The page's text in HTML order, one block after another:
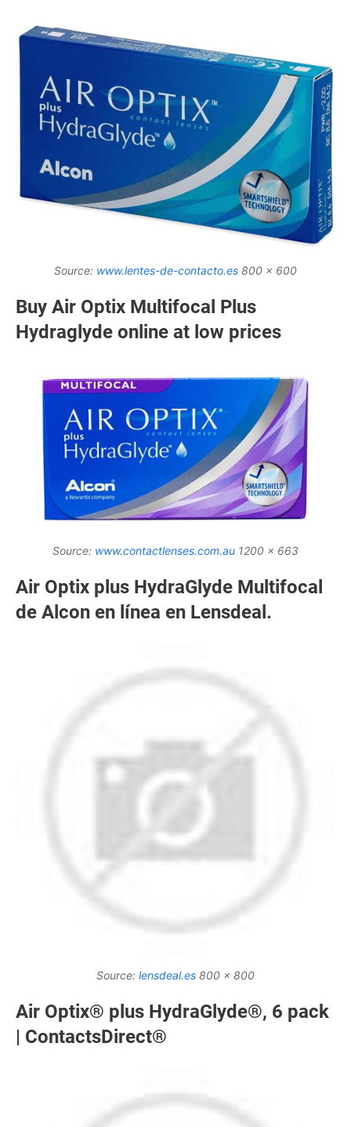
Source: www.lentes-de-contacto.es 800 x 600
Buy Air Optix Multifocal Plus
Hydraglyde online at low prices
Source: www.contactlenses.com.au 1200 x 663
Air Optix plus HydraGlyde Multifocal
de Alcon en línea en Lensdeal.
Source: lensdeal.es 800 x 800
Air Optix® plus HydraGlyde®, 6 pack
| ContactsDirect®